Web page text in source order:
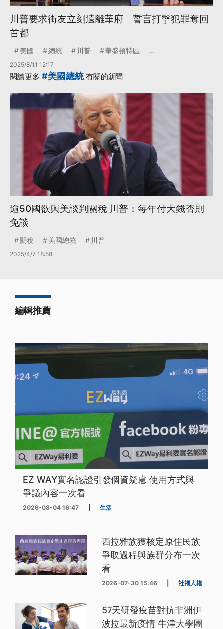
川普要求街友立刻遠離華府 誓言打擊犯罪奪回
首都
美國 總統 川普 華盛頓特區 ...
2025/8/11 12:17
閱讀更多 #美國總統有關的新聞
逾50國欲與美談判關稅 川普：每年付大錢否則
免談
關稅 美國總統 川普
2025/4/7 18:58
編輯推薦
EZ WAY實名認證引發個資疑慮 使用方式與
爭議內容一次看
2026-08-04 16:47 生活
西拉雅族獲核定原住民族
爭取過程與族群分布一次
看
2026-07-30 15:46 社福人權
57天研發疫苗對抗非洲伊
波拉最新疫情 牛津大學團